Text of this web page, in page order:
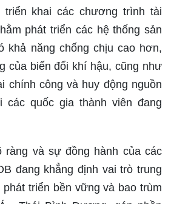
triển khai các chương trình tài
phát triển các hệ thống sản
khả năng chống chịu cao hơn,
của biến đổi khí hậu, cũng như
chính công và huy động nguồn
các quốc gia thành viên đang
và sự đồng hành của các
đang khẳng định vai trò trung
triển bền vững và bao trùm